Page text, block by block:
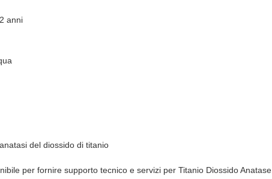
anni
del diossido di titanio
per fornire supporto tecnico e servizi per Titanio Diossido Anatase.